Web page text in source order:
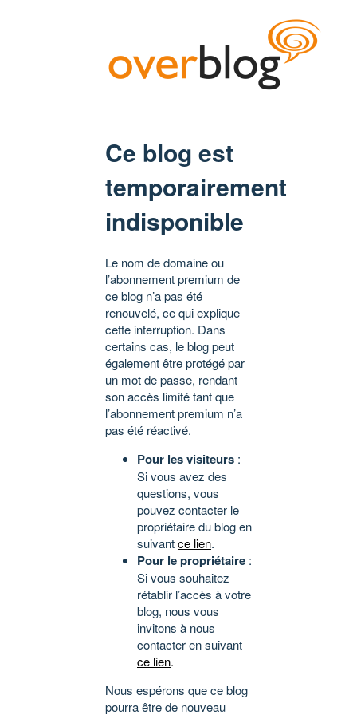
Ce blog est
temporairement
indisponible
Le nom de domaine ou
l’abonnement premium de
ce blog n’a pas été
renouvelé, ce qui explique
cette interruption. Dans
certains cas, le blog peut
également être protégé par
un mot de passe, rendant
son accès limité tant que
l’abonnement premium n’a
pas été réactivé.
Pour les visiteurs :
Si vous avez des
questions, vous
pouvez contacter le
propriétaire du blog en
suivantce lien.
Pour le propriétaire :
Si vous souhaitez
rétablir l’accès à votre
blog, nous vous
invitons à nous
contacter en suivant
ce lien.
Nous espérons que ce blog
pourra être de nouveau